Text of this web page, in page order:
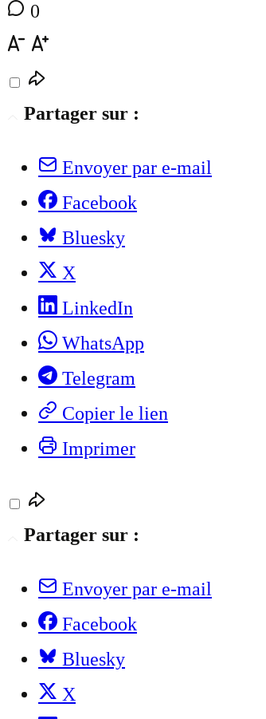
0
Partager sur :
Envoyer par e-mail
Facebook
Bluesky
X
LinkedIn
WhatsApp
Telegram
Copier le lien
Imprimer
Partager sur :
Envoyer par e-mail
Facebook
Bluesky
X